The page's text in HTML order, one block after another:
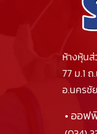
ห้างหุ้นส่
77 ม.1
อ.นครชั
• ออฟ